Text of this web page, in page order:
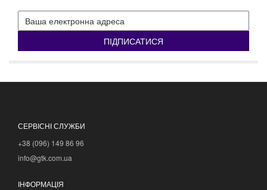
ПІДПИСАТИСЯ
СЕРВІСНІ СЛУЖБИ
+38 (096) 149 86 96
info@gtk.com.ua
ІНФОРМАЦІЯ